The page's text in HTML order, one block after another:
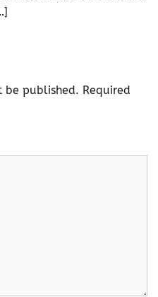
be published. Required